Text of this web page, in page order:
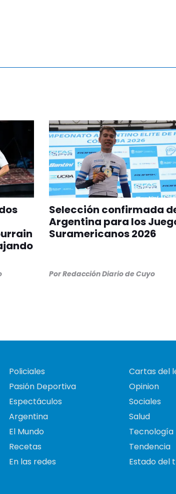
Selección confirmada
Argentina para los
Suramericanos 2026
PorRedacción Diario de Cuyo
Policiales
Pasión Deportiva
Espectáculos
Argentina
El Mundo
Recetas
En las redes
Cartas del
Opinion
Sociales
Salud
Tecnología
Tendencia
Estado del